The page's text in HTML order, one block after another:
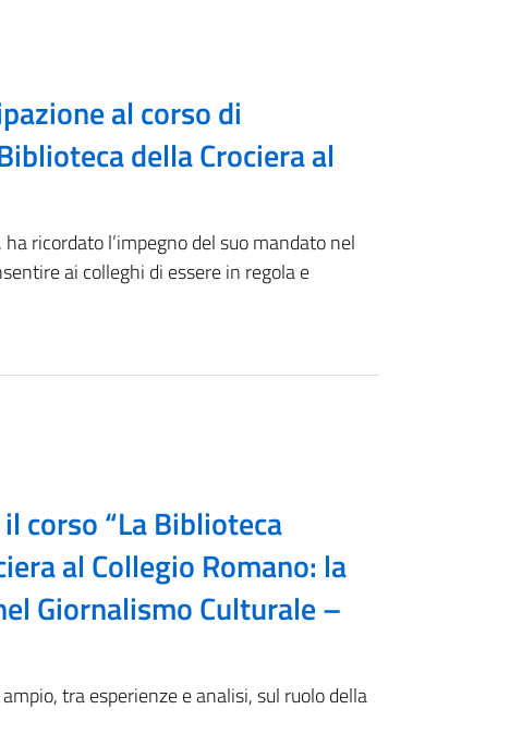
al corso di
della Crociera al
ha ricordato l’impegno del suo mandato nel
ai colleghi di essere in regola e
corso “La Biblioteca
al Collegio Romano: la
Giornalismo Culturale –
tra esperienze e analisi, sul ruolo della